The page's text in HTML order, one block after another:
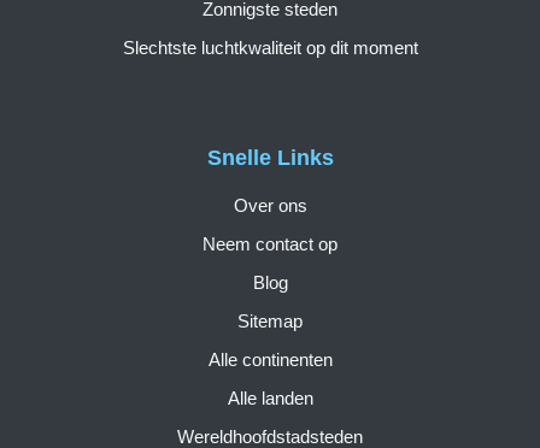
Snelle Links
Over ons
Neem contact op
Blog
Sitemap
Alle continenten
Alle landen
Wereldhoofdstadsteden
Zonnigste steden
Slechtste luchtkwaliteit op dit moment